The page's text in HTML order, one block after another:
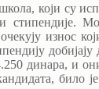
који су
износ
динара, и
било